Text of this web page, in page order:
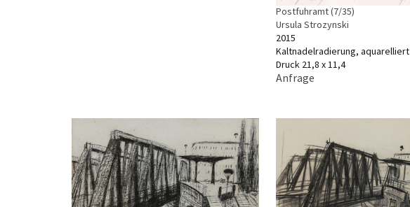
Postfuhramt (7/35)
Ursula Strozynski
2015
Kaltnadelradierung, aquarelliert
Druck 21,8 x 11,4
Anfrage